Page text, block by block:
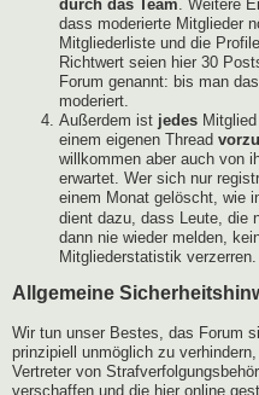
durch das Team. Weitere
dass moderierte Mitglieder
Mitgliederliste und die
Richtwert seien hier 30
Forum genannt: bis man
moderiert.
Außerdem ist jedes
einem eigenen Thread
willkommen aber auch von
erwartet. Wer sich nur
einem Monat gelöscht, wie
dient dazu, dass Leute, die
dann nie wieder melden,
Mitgliederstatistik verzerren.
Allgemeine
Wir tun unser Bestes, das Forum
prinzipiell unmöglich zu
Vertreter von
verschaffen und die hier online